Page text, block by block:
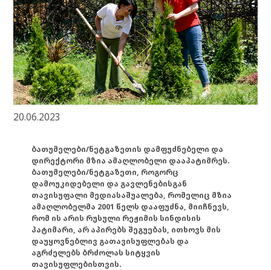
20.06.2023
ბათუმელები/ნეტგაზეთის დამფუძნებელი და
დირექტორი მზია ამაღლობელი დააპატიმრეს.
ბათუმელები/ნეტგაზეთი, როგორც
დამოუკიდებელი და გავლენებისგან
თავისუფალი მედიასაშუალება, რომელიც მზია
ამაღლობელმა 2001 წელს დააფუძნა, მიიჩნევს,
რომ ის არის რუსული რეჟიმის სინდისის
პატიმარი, არ აპირებს შეგუებას, ითხოვს მის
დაუყოვნებლივ გათავისუფლებას და
აგრძელებს ბრძოლას სიტყვის
თავისუფლებისთვის.